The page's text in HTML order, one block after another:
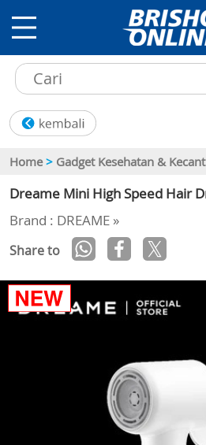
Home > Gadget Kesehatan &
Dreame Mini High Speed Hair
Brand : DREAME »
Share to